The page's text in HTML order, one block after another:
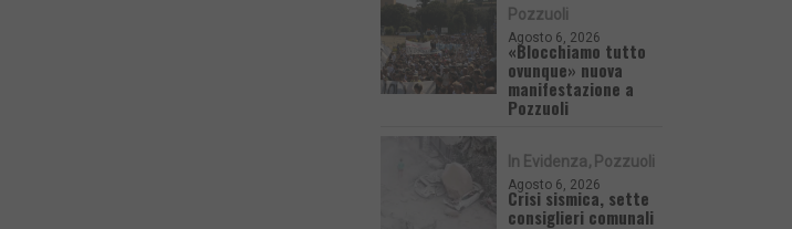
Pozzuoli
Agosto 6, 2026
«Blocchiamo tutto
ovunque» nuova
manifestazione a
Pozzuoli
In Evidenza Pozzuoli
Agosto 6, 2026
Crisi sismica, sette
consiglieri comunali